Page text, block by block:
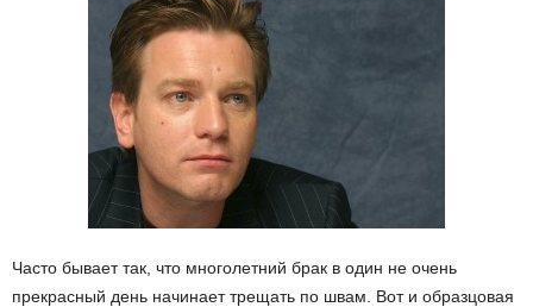
Часто бывает так, что многолетний брак в один не очень
прекрасный день начинает трещать по швам. Вот и образцовая